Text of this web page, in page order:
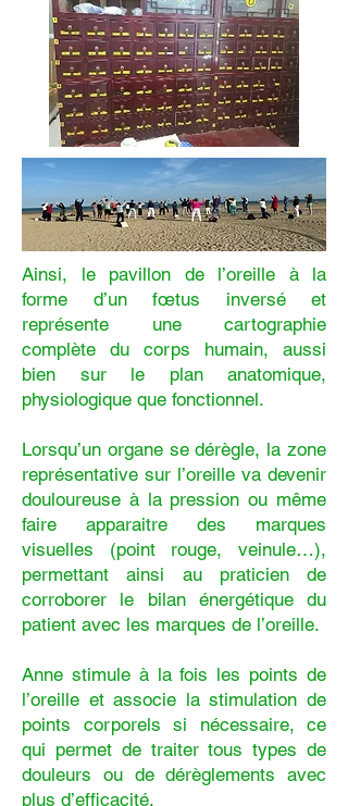
Ainsi, le pavillon de l’oreille à la
forme d’un fœtus inversé et
représente une cartographie
complète du corps humain, aussi
bien sur le plan anatomique,
physiologique que fonctionnel.
Lorsqu’un organe se dérègle, la zone
représentative sur l’oreille va devenir
douloureuse à la pression ou même
faire apparaitre des marques
visuelles (point rouge, veinule…),
permettant ainsi au praticien de
corroborer le bilan énergétique du
patient avec les marques de l’oreille.
Anne stimule à la fois les points de
l’oreille et associe la stimulation de
points corporels si nécessaire, ce
qui permet de traiter tous types de
douleurs ou de dérèglements avec
plus d’efficacité.